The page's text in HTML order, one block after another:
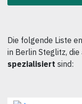
Die folgende Liste
in Berlin Steglitz, die
spezialisiert sind: